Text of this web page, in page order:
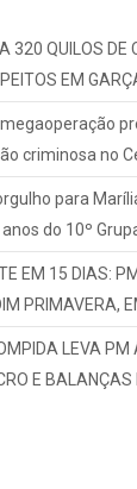
320 QUILOS DE
EM
megaoperação
criminosa no
para
do 10º
EM 15 DIAS:
PRIMAVERA,
LEVA
E